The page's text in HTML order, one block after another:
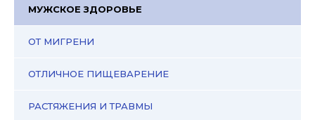
МУЖСКОЕ ЗДОРОВЬЕ
ОТ МИГРЕНИ
ОТЛИЧНОЕ ПИЩЕВАРЕНИЕ
РАСТЯЖЕНИЯ И ТРАВМЫ